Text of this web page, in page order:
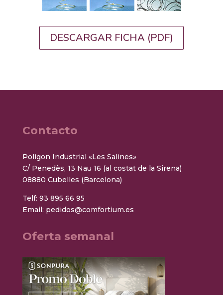
DESCARGAR FICHA (PDF)
Contacto
Polígon Industrial «Les Salines»
C/ Penedès, 13 Nau 16 (al costat de la Sirena)
08880 Cubelles (Barcelona)
Telf: 93 895 66 95
Email: pedidos@comfortium.es
Oferta semanal